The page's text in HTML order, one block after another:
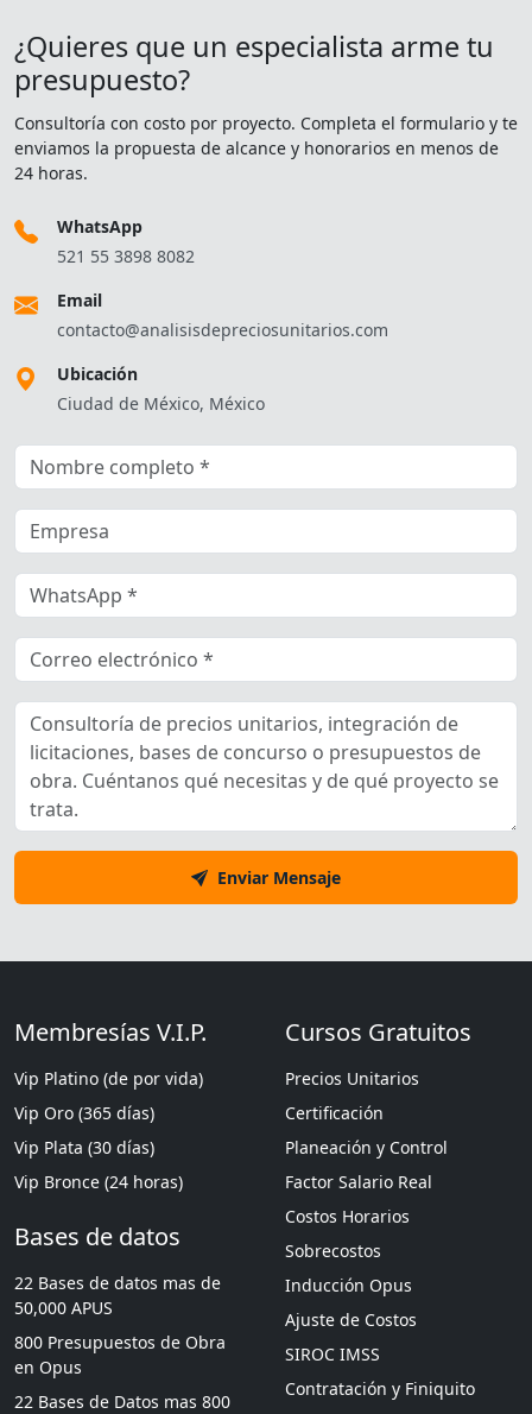
¿Quieres que un especialista arme tu
presupuesto?
Consultoría con costo por proyecto. Completa el formulario y te
enviamos la propuesta de alcance y honorarios en menos de
24 horas.
WhatsApp
521 55 3898 8082
Email
contacto@analisisdepreciosunitarios.com
Ubicación
Ciudad de México, México
Enviar Mensaje
Membresías V.I.P.
Vip Platino (de por vida)
Vip Oro (365 días)
Vip Plata (30 días)
Vip Bronce (24 horas)
Bases de datos
22 Bases de datos mas de
50,000 APUS
800 Presupuestos de Obra
en Opus
22 Bases de Datos mas 800
Cursos Gratuitos
Precios Unitarios
Certificación
Planeación y Control
Factor Salario Real
Costos Horarios
Sobrecostos
Inducción Opus
Ajuste de Costos
SIROC IMSS
Contratación y Finiquito